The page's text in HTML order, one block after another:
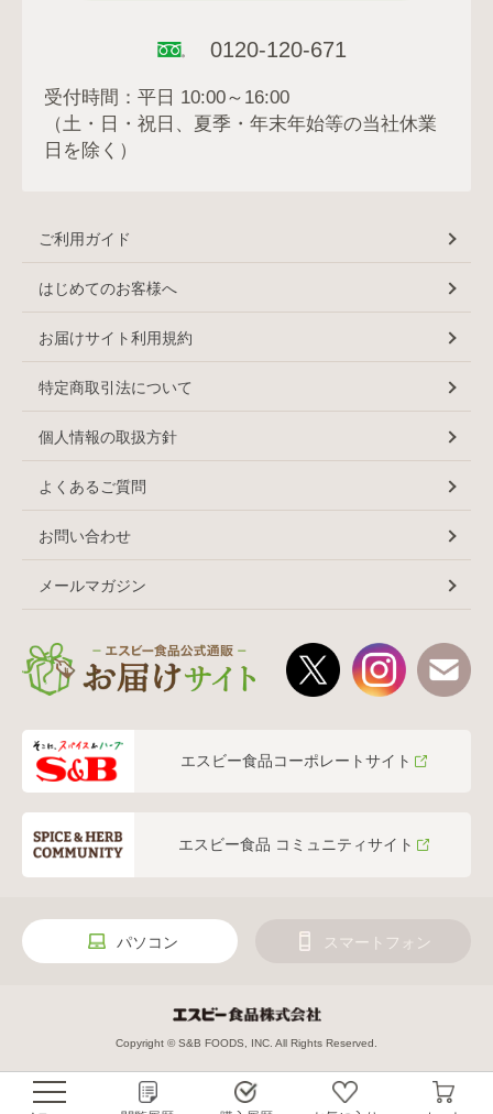
0120-120-671
受付時間：平日 10:00～16:00
（土・日・祝日、夏季・年末年始等の当社休業
日を除く）
ご利用ガイド
はじめてのお客様へ
お届けサイト利用規約
特定商取引法について
個人情報の取扱方針
よくあるご質問
お問い合わせ
メールマガジン
エスビー食品コーポレートサイト
エスビー食品 コミュニティサイト
パソコン スマートフォン
Copyright © S&B FOODS, INC. All Rights Reserved.